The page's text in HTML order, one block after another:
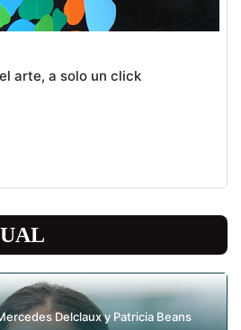
arte, a solo un click
Delclaux y Patricia Beans